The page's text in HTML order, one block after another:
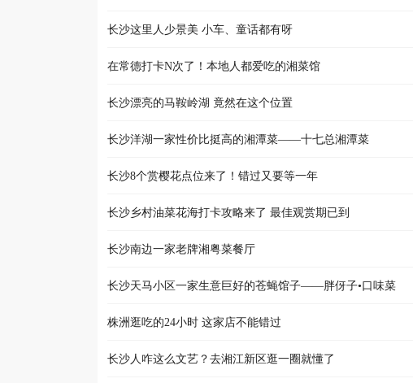
长沙这里人少景美 小车、童话都有呀
在常德打卡N次了！本地人都爱吃的湘菜馆
长沙漂亮的马鞍岭湖 竟然在这个位置
长沙洋湖一家性价比挺高的湘潭菜——十七总湘潭菜
长沙8个赏樱花点位来了！错过又要等一年
长沙乡村油菜花海打卡攻略来了 最佳观赏期已到
长沙南边一家老牌湘粤菜餐厅
长沙天马小区一家生意巨好的苍蝇馆子——胖伢子•口味菜
株洲逛吃的24小时 这家店不能错过
长沙人咋这么文艺？去湘江新区逛一圈就懂了